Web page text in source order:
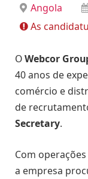
Angola
As
OWebcor
40 anos de
comércio e
de
Secretary.
Com
a empresa